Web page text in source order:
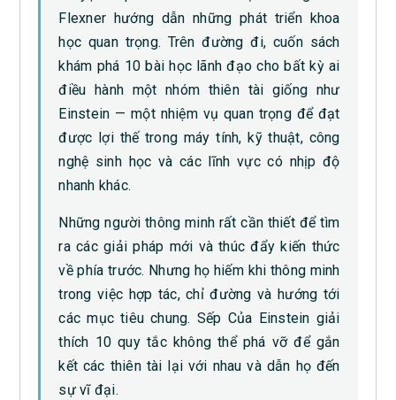
Flexner hướng dẫn những phát triển khoa
học quan trọng. Trên đường đi, cuốn sách
khám phá 10 bài học lãnh đạo cho bất kỳ ai
điều hành một nhóm thiên tài giống như
Einstein — một nhiệm vụ quan trọng để đạt
được lợi thế trong máy tính, kỹ thuật, công
nghệ sinh học và các lĩnh vực có nhịp độ
nhanh khác.
Những người thông minh rất cần thiết để tìm
ra các giải pháp mới và thúc đẩy kiến ​​thức
về phía trước. Nhưng họ hiếm khi thông minh
trong việc hợp tác, chỉ đường và hướng tới
các mục tiêu chung. Sếp Của Einstein giải
thích 10 quy tắc không thể phá vỡ để gắn
kết các thiên tài lại với nhau và dẫn họ đến
sự vĩ đại.